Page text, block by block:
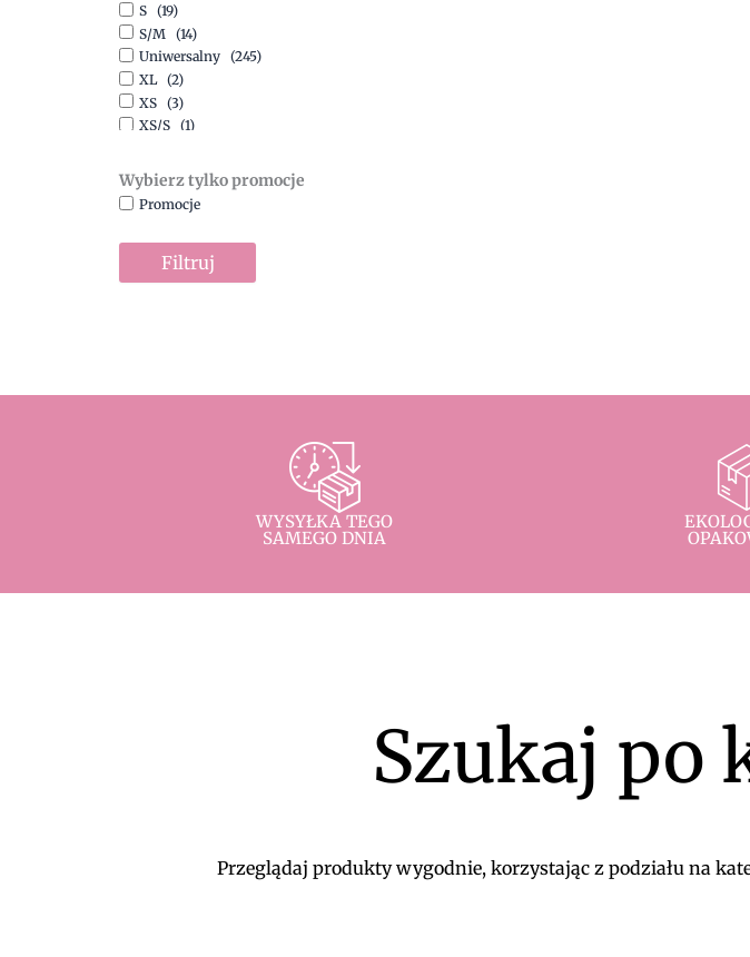
Zielony
Złoty
(1)
S (19)
S/M (14)
Uniwersalny (245)
XL (2)
XS (3)
XS/S (1)
Wybierz tylko promocje
Promocje
Filtruj
WYSYŁKA TEGO
SAMEGO DNIA
Szukaj po
Przeglądaj produkty wygodnie, korzystając z podziału na